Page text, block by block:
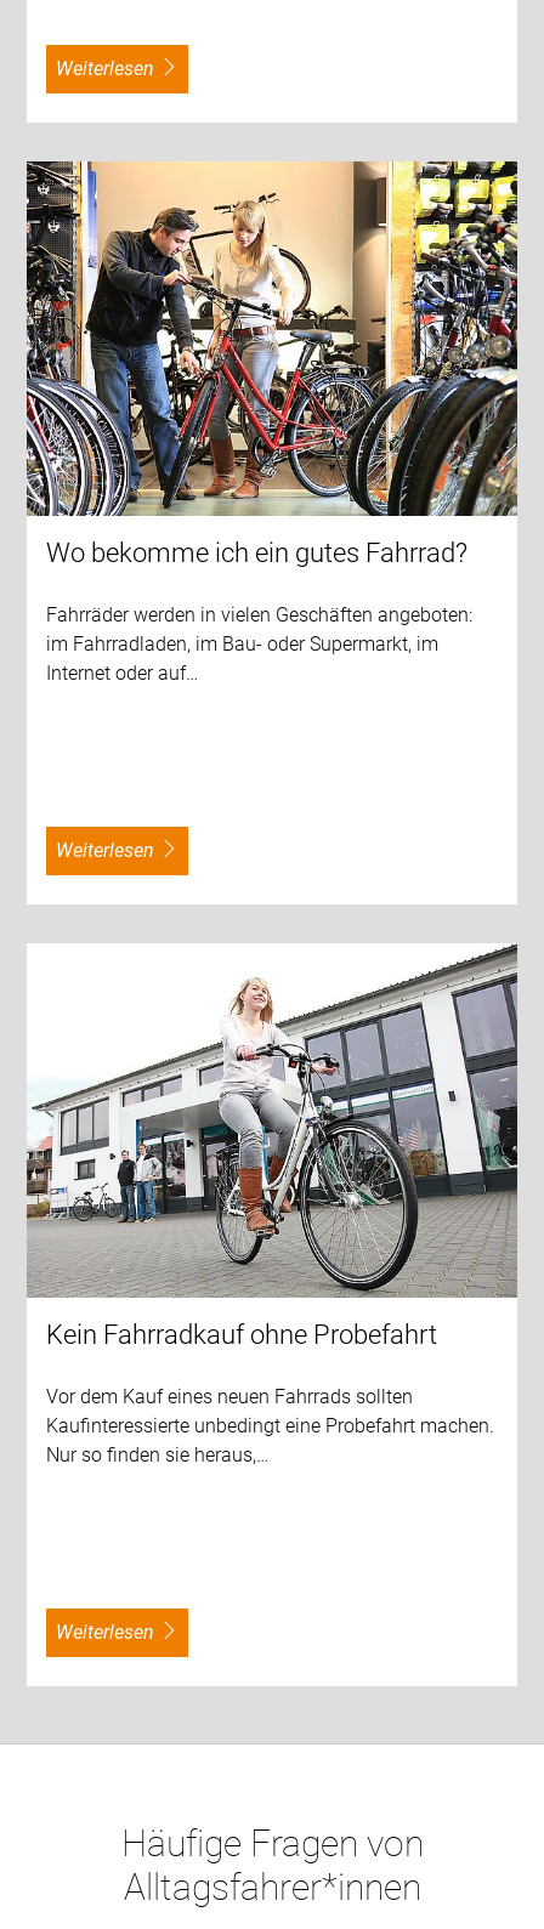
weiterlesen
Wo bekomme ich ein gutes Fahrrad?
Fahrräder werden in vielen Geschäften angeboten:
im Fahrradladen, im Bau- oder Supermarkt, im
Internet oder auf…
weiterlesen
Kein Fahrradkauf ohne Probefahrt
Vor dem Kauf eines neuen Fahrrads sollten
Kaufinteressierte unbedingt eine Probefahrt machen.
Nur so finden sie heraus,…
weiterlesen
Häufige Fragen von
Alltagsfahrer*innen